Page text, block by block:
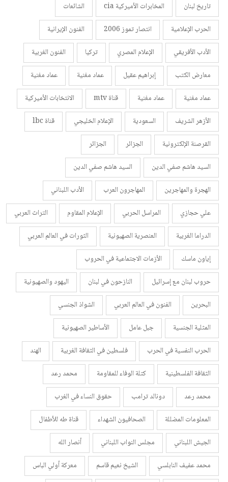
تاريخ لبنان
المخابرات الأميركية cia
الشائعات
الحرب الإعلامية
انتصار تموز 2006
الفنون الإيرانية
الأدب الأفريقي
الإعلام المصري تركيا
الفنون الغربية
معارض الكتب
إبراهيم عقيل عماد مغنية
عماد مغنية
عماد مغنية
عماد مغنية قناة mtv
الانتخابات الأميركية
الأزهر الشريف
السعودية الإعلام الخليجي
قناة lbc
القرصنة الإلكترونية
الجزائر
الجزائر
السيد هاشم صفي الدين
السيد هاشم صفي الدين
الهجرة والمهاجرين
المهاجرون العرب
الأدب اللبناني
علي حجازي
المراسل الحربي الإعلام المقاوم
التراث العربي
الدراما الغربية
العنصرية الصهيونية
الثورات في العالم العربي
إياون ماسك
الأزمات الاجتماعية في الحروب
حروب لبنان مع إسرائيل
النازحون في لبنان
اليهود والصهيونية
البحرين
الفنون في العالم العربي
الشواذ الجنسي
المثلية الجنسية
جبل عامل
الأساطير الصهيونية
الحرب النفسية في الحرب
فلسطين في الثقافة الغربية
الهند
الثقافة الفلسطينية
كتلة الوفاء للمقاومة
محمد رعد
محمد رعد
دونالد ترامب
حقوق النساء في الغرب
المعلومات المضللة
الصحافيون الشهداء
قناة طه للأطفال
الجيش اللبناني
مجلس النواب اللبناني
أنصار الله
محمد عفيف النابلسي
الشيخ نعيم قاسم
معركة أولي الباس